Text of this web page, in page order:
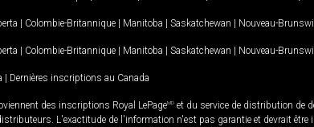
| Colombie-Britannique | Manitoba | Saskatchewan | Nouveau-
| Colombie-Britannique | Manitoba | Saskatchewan | Nouveau-
| Dernières inscriptions au Canada
des inscriptions Royal LePageMD et du service de distribution de
L'exactitude de l'information n'est pas garantie et devrait